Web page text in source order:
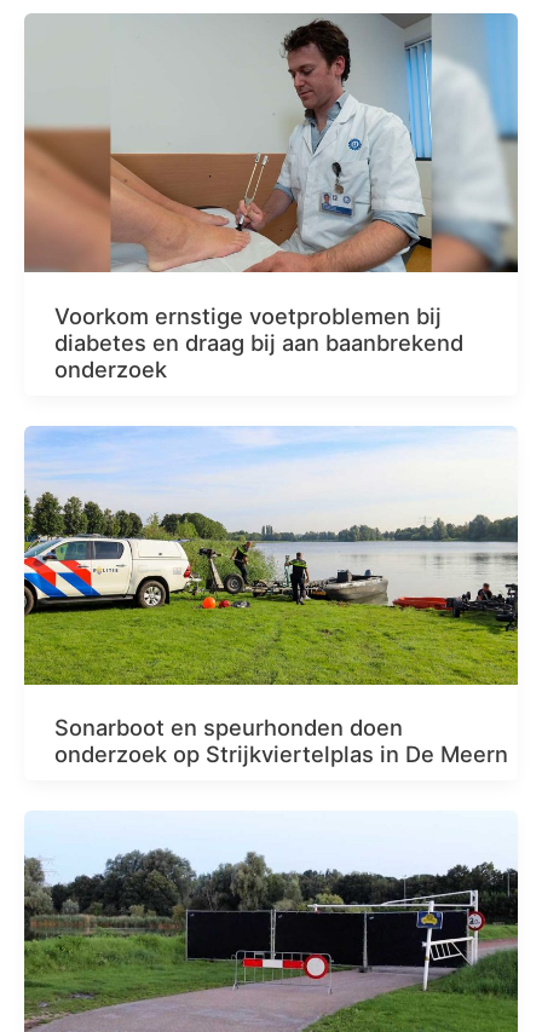
Voorkom ernstige voetproblemen bij
diabetes en draag bij aan baanbrekend
onderzoek
Sonarboot en speurhonden doen
onderzoek op Strijkviertelplas in De Meern